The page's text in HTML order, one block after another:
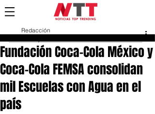
Fundación Coca-Cola México y
Coca-Cola FEMSA consolidan
mil Escuelas con Agua en el
país
Redacción